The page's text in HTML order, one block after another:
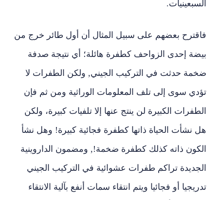
السبعينيات.
فاقترح بعضهم على سبيل المثال أن أول طائر خرج من
بيضة إحدى الزواحف كطفرة هائلة؛ أي نتيجة صدفة
ضخمة حدثت في التركيب الجيني, ولكن الطفرات لا
تؤدي سوى إلى تلف المعلومات الوراثية ومن ثم فإن
الطفرات الكبيرة لن ينتج عنها إلا تلفيات كبيرة، ولكن
هل نشأت الحياة ذاتها كطفرة فجائية كبيرة! وهل نشأ
الكون ذاته كذلك كطفرة ضخمة!, ومضمون الداروينية
الجديدة تراكم طفرات عشوائية في التركيب الجيني
تدريجيا أو فجائيا ويتم انتقاء سمات أنفع بآلية الانتقاء